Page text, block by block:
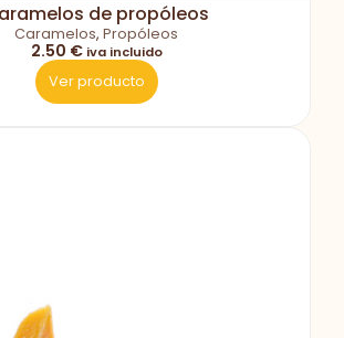
de propóleos
Caramelos, Propóleos
2.50 € iva incluido
Ver producto